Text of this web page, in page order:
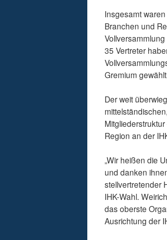
Insgesamt
Branchen und
35 Vertreter
Gremium
Der weit
Region an der
„Wir heißen die
und danken
stellvertretender
IHK-Wahl.
das oberste
Ausrichtung der